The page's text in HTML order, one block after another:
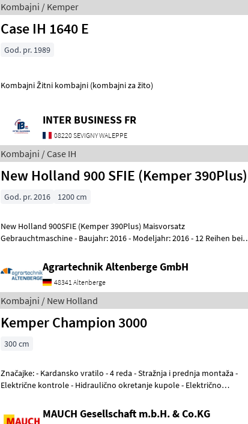
Kombajni / Kemper
Case IH 1640 E
God. pr. 1989
Kombajni Žitni kombajni (kombajni za žito)
INTER BUSINESS FR
08220 SEVIGNY WALEPPE
Kombajni / Case IH
New Holland 900 SFIE (Kemper 390Plus)
God. pr. 2016 1200 cm
New Holland 900SFIE (Kemper 390Plus) Maisvorsatz
Gebrauchtmaschine - Baujahr: 2016 - Modeljahr: 2016 - 12 Reihen bei
Agrartechnik Altenberge GmbH
48341 Altenberge
Kombajni / New Holland
Kemper Champion 3000
300 cm
Značajke: - Kardansko vratilo - 4 reda - Stražnja i prednja montaža -
Električne kontrole - Hidraulično okretanje kupole - Električno
MAUCH Gesellschaft m.b.H. & Co.KG